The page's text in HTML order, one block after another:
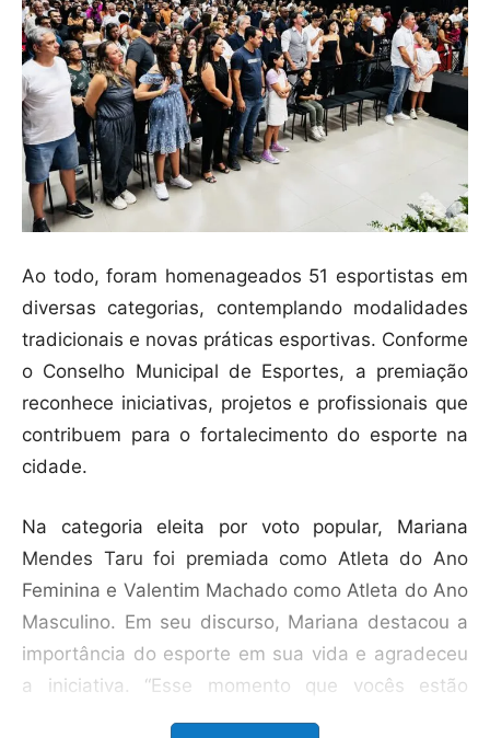
Ao todo, foram homenageados 51 esportistas em
diversas categorias, contemplando modalidades
tradicionais e novas práticas esportivas. Conforme
o Conselho Municipal de Esportes, a premiação
reconhece iniciativas, projetos e profissionais que
contribuem para o fortalecimento do esporte na
cidade.
Na categoria eleita por voto popular, Mariana
Mendes Taru foi premiada como Atleta do Ano
Feminina e Valentim Machado como Atleta do Ano
Masculino. Em seu discurso, Mariana destacou a
importância do esporte em sua vida e agradeceu
a iniciativa. “Esse momento que vocês estão